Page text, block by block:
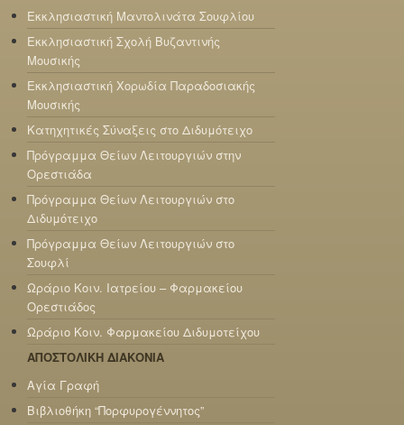
Εκκλησιαστική Μαντολινάτα Σουφλίου
Εκκλησιαστική Σχολή Βυζαντινής
Μουσικής
Εκκλησιαστική Χορωδία Παραδοσιακής
Μουσικής
Κατηχητικές Σύναξεις στο Διδυμότειχο
Πρόγραμμα Θείων Λειτουργιών στην
Ορεστιάδα
Πρόγραμμα Θείων Λειτουργιών στο
Διδυμότειχο
Πρόγραμμα Θείων Λειτουργιών στο
Σουφλί
Ωράριο Κοιν. Ιατρείου – Φαρμακείου
Ορεστιάδος
Ωράριο Κοιν. Φαρμακείου Διδυμοτείχου
ΑΠΟΣΤΟΛΙΚΗ ΔΙΑΚΟΝΙΑ
Αγία Γραφή
Βιβλιοθήκη “Πορφυρογέννητος”